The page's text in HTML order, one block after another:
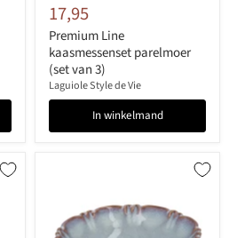
17,95
Premium Line
kaasmessenset parelmoer
(set van 3)
Laguiole Style de Vie
In winkelmand